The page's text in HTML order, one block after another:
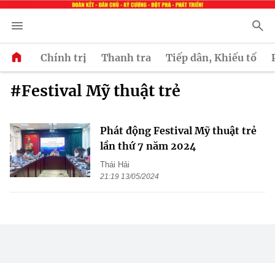
Chính trị Thanh tra Tiếp dân, Khiếu tố
#Festival Mỹ thuật trẻ
Phát động Festival Mỹ thuật trẻ
lần thứ 7 năm 2024
Thái Hải
21:19 13/05/2024